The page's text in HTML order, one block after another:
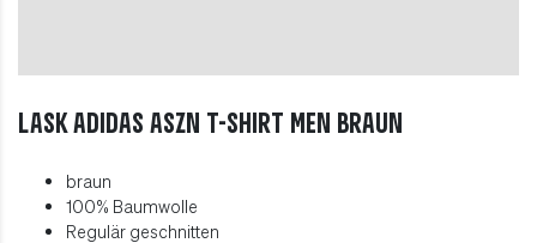
LASK adidas ASZN T-Shirt Men braun
braun
100% Baumwolle
Regulär geschnitten